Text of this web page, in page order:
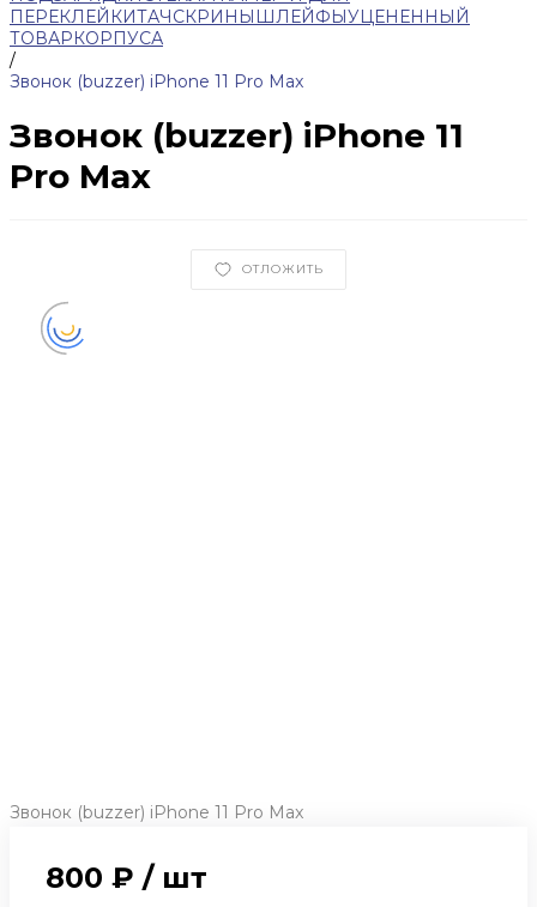
ПЕРЕКЛЕЙКИТАЧСКРИНЫ ШЛЕЙФЫУЦЕНЕННЫЙ
ТОВАРКОРПУСА
/
Звонок (buzzer) iPhone 11 Pro Max
Звонок (buzzer) iPhone 11
Pro Max
ОТЛОЖИТЬ
Звонок (buzzer) iPhone 11 Pro Max
800 ₽ / шт